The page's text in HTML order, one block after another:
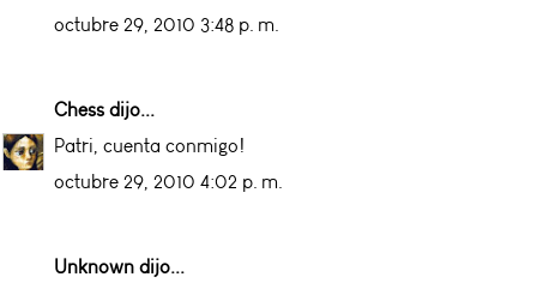
octubre 29, 2010 3:48 p. m.
Chess dijo...
Patri, cuenta conmigo!
octubre 29, 2010 4:02 p. m.
Unknown dijo...